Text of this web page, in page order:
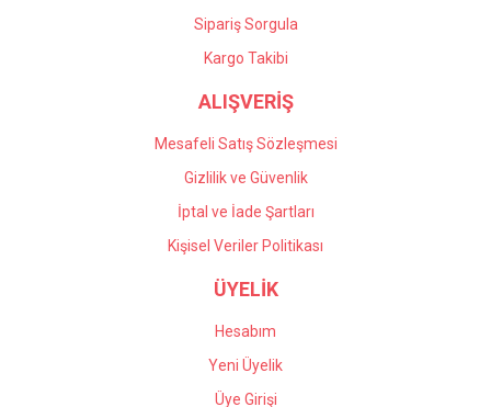
Gönder
Sipariş Sorgula
Kargo Takibi
ALIŞVERİŞ
Mesafeli Satış Sözleşmesi
Gizlilik ve Güvenlik
İptal ve İade Şartları
Kişisel Veriler Politikası
ÜYELİK
Hesabım
Yeni Üyelik
Üye Girişi